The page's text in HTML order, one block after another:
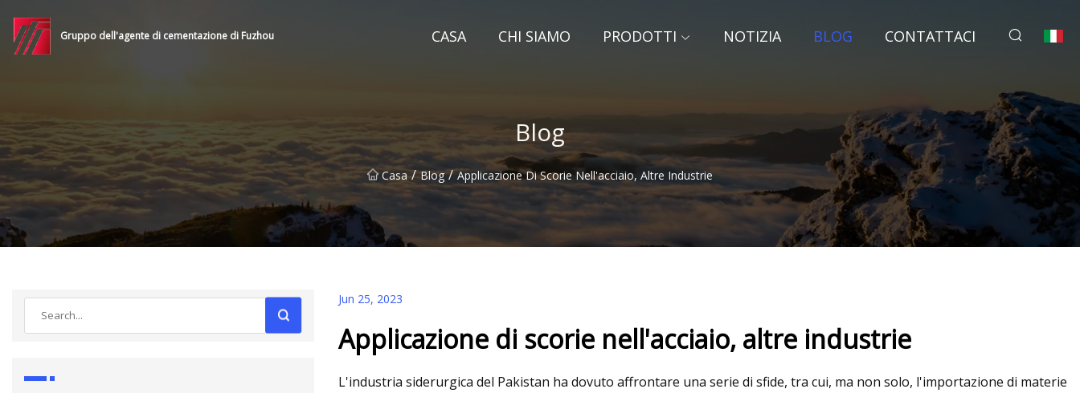
Gruppo dell'agente di cementazione di Fuzhou CASA CHI SIAMO PRODOTTI NOTIZIA BLOG CONTATTACI
Blog
Casa / Blog / Applicazione Di Scorie Nell'acciaio, Altre Industrie
Jun 25, 2023
Applicazione di scorie nell'acciaio, altre industrie
L'industria siderurgica del Pakistan ha dovuto affrontare una serie di sfide, tra cui, ma non solo, l'importazione di materie